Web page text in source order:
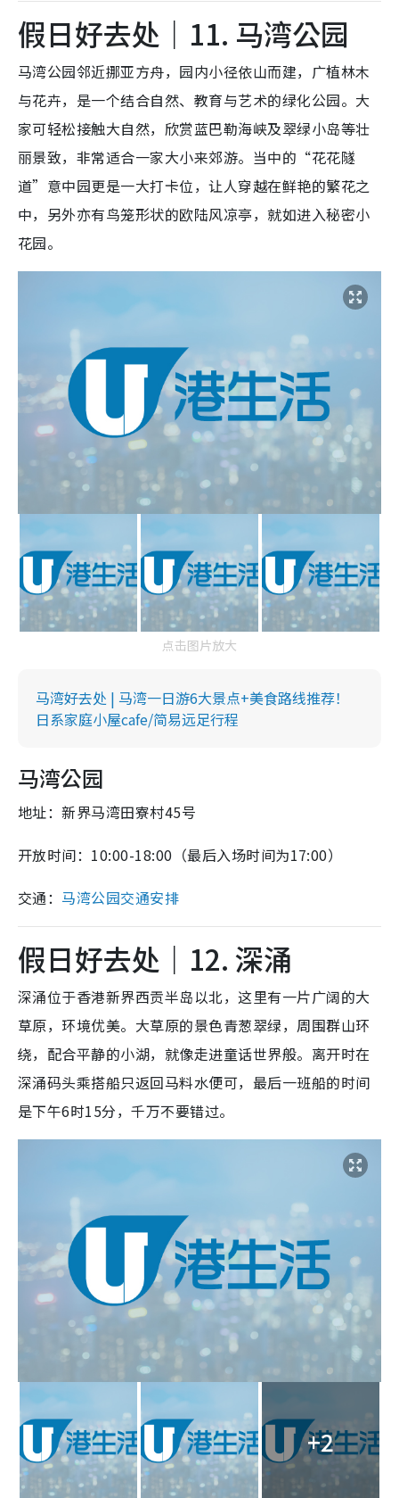
假日好去处｜11. 马湾公园
马湾公园邻近挪亚方舟，园内小径依山而建，广植林木
与花卉，是一个结合自然、教育与艺术的绿化公园。大
家可轻松接触大自然，欣赏蓝巴勒海峡及翠绿小岛等壮
丽景致，非常适合一家大小来郊游。当中的“花花隧
道”意中园更是一大打卡位，让人穿越在鲜艳的繁花之
中，另外亦有鸟笼形状的欧陆风凉亭，就如进入秘密小
花园。
点击图片放大
马湾好去处 | 马湾一日游6大景点+美食路线推荐！
日系家庭小屋cafe/简易远足行程
马湾公园
地址：新界马湾田寮村45号
开放时间：10:00-18:00（最后入场时间为17:00）
交通： 马湾公园交通安排
假日好去处｜12. 深涌
深涌位于香港新界西贡半岛以北，这里有一片广阔的大
草原，环境优美。大草原的景色青葱翠绿，周围群山环
绕，配合平静的小湖，就像走进童话世界般。离开时在
深涌码头乘搭船只返回马料水便可，最后一班船的时间
是下午6时15分，千万不要错过。
+2